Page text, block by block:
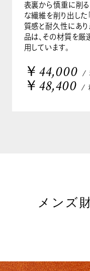
表裏から慎重に削
な繊維を削り出した
質感と耐久性にあり
品は、その材質を厳
用しています。
￥44,000 /
￥48,400 /
メンズ